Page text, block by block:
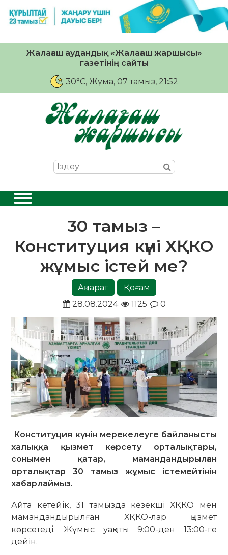
Жалағаш аудандық «Жалағаш жаршысы»
газетінің сайты
30°C, Жұма, 07 тамыз, 21:52
30 тамыз –
Конституция күні ХҚКО
жұмыс істей ме?
Ақпарат
Қоғам
28.08.2024
1125 0
Конституция күнін мерекелеуге байланысты
халыққа қызмет көрсету орталықтары,
сонымен қатар, мамандандырылған
орталықтар 30 тамыз жұмыс істемейтінін
хабарлаймыз.
Айта кетейік, 31 тамызда кезекші ХҚКО мен
мамандандырылған ХҚКО-лар қызмет
көрсетеді. Жұмыс уақыты 9:00-ден 13:00-ге
дейін.